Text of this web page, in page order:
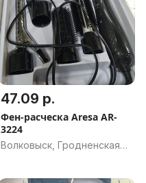
47.09 р.
Фен-расческа Aresa AR-
3224
Волковыск, Гродненская